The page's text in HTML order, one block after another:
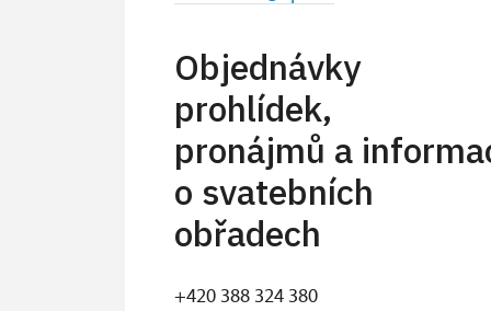
Objednávky
prohlídek,
pronájmů a
o svatebních
obřadech
+420 388 324 380